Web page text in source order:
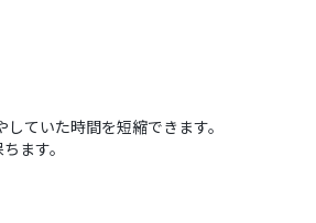
ていた時間を短縮できます。
ます。